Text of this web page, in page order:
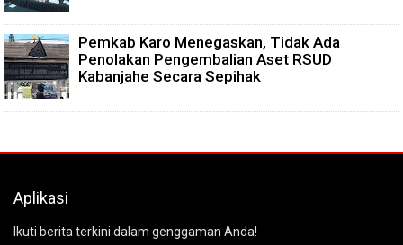
Pemkab Karo Menegaskan, Tidak Ada
Penolakan Pengembalian Aset RSUD
Kabanjahe Secara Sepihak
Aplikasi
Ikuti berita terkini dalam genggaman Anda!